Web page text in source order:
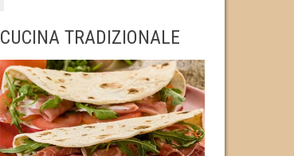
CUCINA TRADIZIONALE